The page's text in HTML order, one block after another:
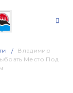
Владимир
Место Под